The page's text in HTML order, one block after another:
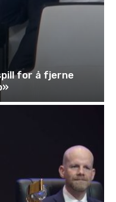
for å fjerne